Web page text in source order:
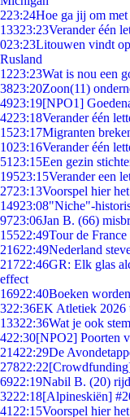
223:24Hoe ga jij om met
13323:23Verander één
023:23Litouwen vindt
Rusland
1223:23Wat is nou een
3823:20Zoon(11)
4923:19[NPO1]
4223:18Verander één
1523:17Migranten
1023:16Verander één
51 23:15Een gezin
19523:15Verander een
2723:13Voorspel hier
14923:08"Niche"-
9723:06Jan B. (66)
15522:49Tour de
21622:49Nederland
21722:46GR: Elk glas
effect
16922:40Boeken
322:36EK Atletiek 2026
13322:36Wat je ook
422:30[NPO2] Poorten
21422:29De
27822:22
6922:19Nabil B. (20)
3222:18[Alpineskiën]
41 22:15Voorspel hier